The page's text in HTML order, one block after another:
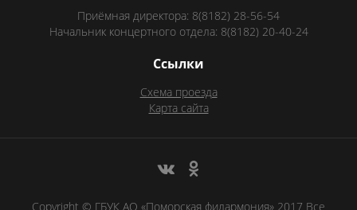
Приёмная директора: 8(8182) 28-56-54
Начальник концертного отдела: 8(8182) 20-40-24
Ссылки
Схема проезда
Карта сайта
Copyright © ГБУК АО «Поморская филармония» 2017 Все